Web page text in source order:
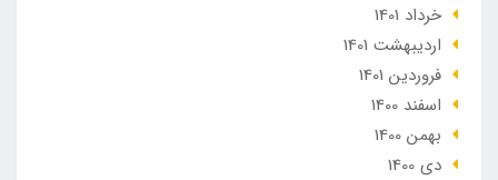
خرداد 1401
ارديبهشت 1401
فروردین 1401
اسفند 1400
بهمن 1400
دی 1400